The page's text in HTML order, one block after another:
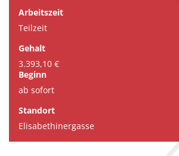
Arbeitszeit
Teilzeit
Gehalt
3.393,10 €
Beginn
ab sofort
Standort
Elisabethinergasse